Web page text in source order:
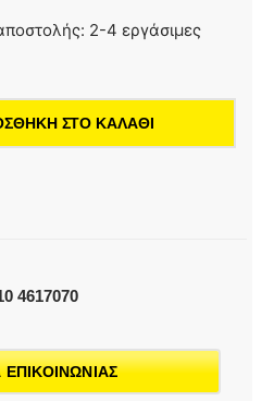
2-4 εργάσιμες
ΣΤΟ ΚΑΛΆΘΙ
4617070